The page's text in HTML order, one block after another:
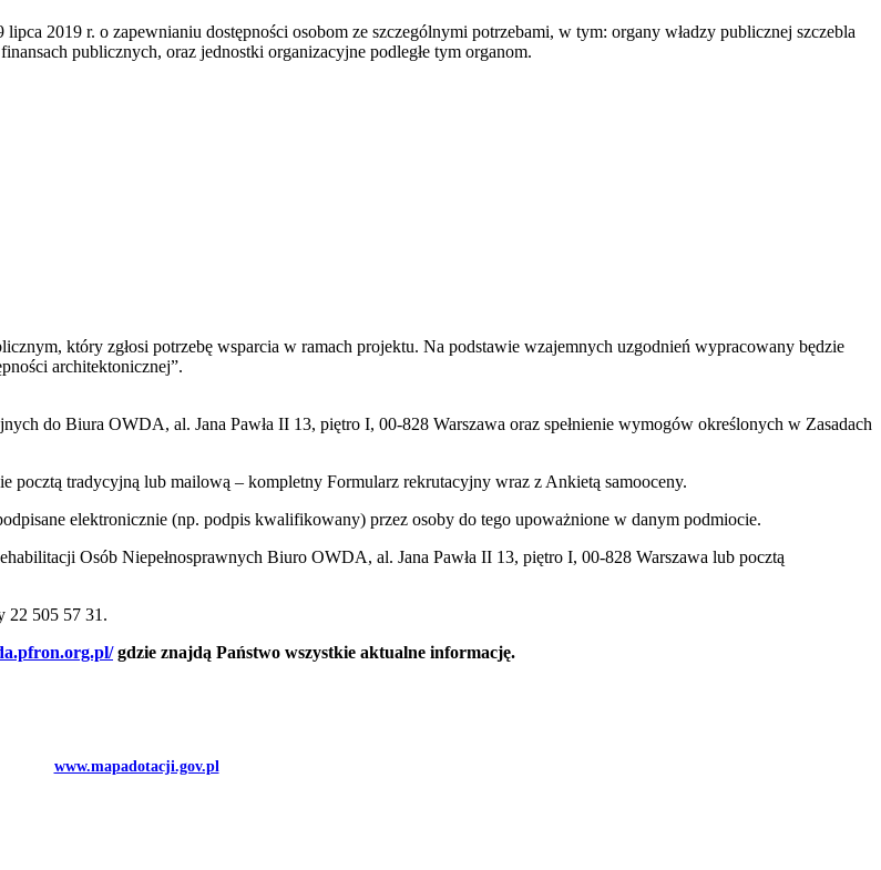
2019 r. o zapewnianiu dostępności osobom ze szczególnymi potrzebami, w tym: organy władzy publicznej szczebla
publicznych, oraz jednostki organizacyjne podległe tym organom.
który zgłosi potrzebę wsparcia w ramach projektu. Na podstawie wzajemnych uzgodnień wypracowany będzie
architektonicznej”.
do Biura OWDA, al. Jana Pawła II 13, piętro I, 00-828 Warszawa oraz spełnienie wymogów określonych w Zasadach
pocztą tradycyjną lub mailową – kompletny Formularz rekrutacyjny wraz z Ankietą samooceny.
elektronicznie (np. podpis kwalifikowany) przez osoby do tego upoważnione w danym podmiocie.
Osób Niepełnosprawnych Biuro OWDA, al. Jana Pawła II 13, piętro I, 00-828 Warszawa lub pocztą
22 505 57 31.
gdzie znajdą Państwo wszystkie aktualne informację.
www.mapadotacji.gov.pl